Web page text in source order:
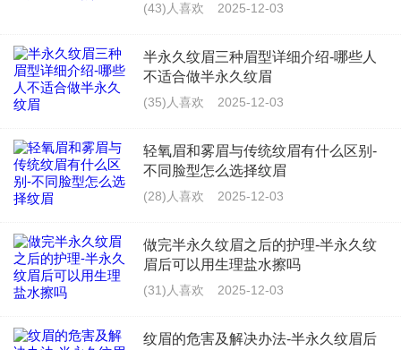
(43)人喜欢 2025-12-03
半永久纹眉三种眉型详细介绍-哪些人
不适合做半永久纹眉
(35)人喜欢 2025-12-03
轻氧眉和雾眉与传统纹眉有什么区别-
不同脸型怎么选择纹眉
(28)人喜欢 2025-12-03
做完半永久纹眉之后的护理-半永久纹
眉后可以用生理盐水擦吗
(31)人喜欢 2025-12-03
纹眉的危害及解决办法-半永久纹眉后